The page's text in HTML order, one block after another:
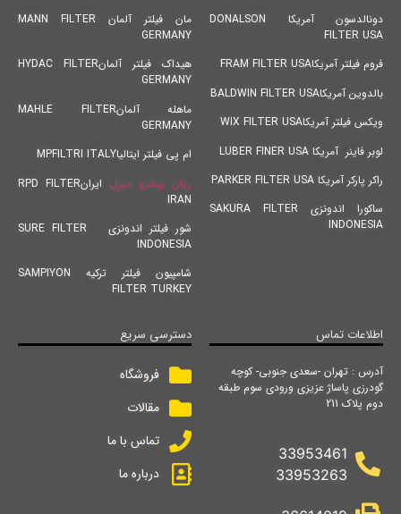
دونالدسون آمریکا DONALSON
FILTER USA
فروم فیلتر آمریکاFRAM FILTER USA
بالدوین آمریکاBALDWIN FILTER USA
ویکس فیلتر آمریکاWIX FILTER USA
لوبر فاینر آمریکا LUBER FINER USA
راکر پارکر آمریکا PARKER FILTER USA
ساکورا اندونزی SAKURA FILTER
INDONESIA
مان فیلتر آلمان MANN FILTER
GERMANY
هیداک فیلتر آلمانHYDAC FILTER
GERMANY
ماهله آلمانMAHLE FILTER
GERMANY
ام پی فیلتر ایتالیاMPFILTRI ITALY
ریان پیشرو دیزل
ایرانRPD FILTER
IRAN
شور فیلتر اندونزی SURE FILTER
INDONESIA
شامپیون فیلتر ترکیه SAMPIYON
FILTER TURKEY
اطلاعات تماس
آدرس : تهران -سعدی جنوبی- کوچه
گودرزی پاساژ عزیزی ورودی سوم طبقه
دوم پلاک 211
33953461
33953263
دسترسی سریع
فروشگاه
مقالات
تماس با ما
درباره ما